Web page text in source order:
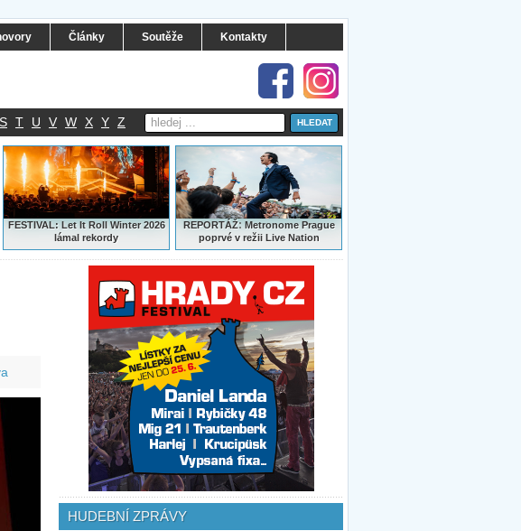
Články Soutěže Kontakty
S T U V W X Y Z
FESTIVAL: Let It Roll Winter 2026
lámal rekordy
REPORTÁŽ:Metronome Prague
poprvé v režii Live Nation
HUDEBNÍ ZPRÁVY